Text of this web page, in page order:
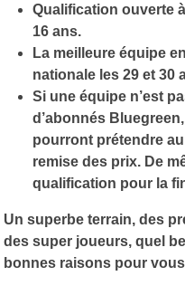
Qualification ouverte
16 ans.
La meilleure équipe
nationale les 29 et 30
Si une équipe n’est
d’abonnés
pourront prétendre
remise des prix. De
qualification pour la
Un superbe terrain, des
des super joueurs, quel
bonnes raisons pour